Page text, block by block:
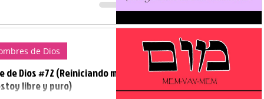
al proceso de redención y
de la muerte
de Dios #72 (Reiniciando mi
libre y puro)
de Dios